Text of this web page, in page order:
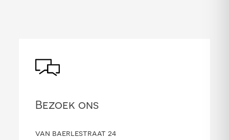
Bezoek ons
van baerlestraat 24